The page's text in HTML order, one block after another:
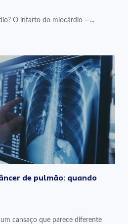
O infarto do miocárdio —...
de pulmão: quando
cansaço que parece diferente